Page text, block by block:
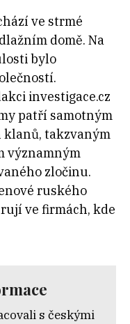
ve strmé
domě. Na
bylo
.
investigace.cz
patří samotným
takzvaným
významným
zločinu.
ruského
ve firmách, kde
s českými